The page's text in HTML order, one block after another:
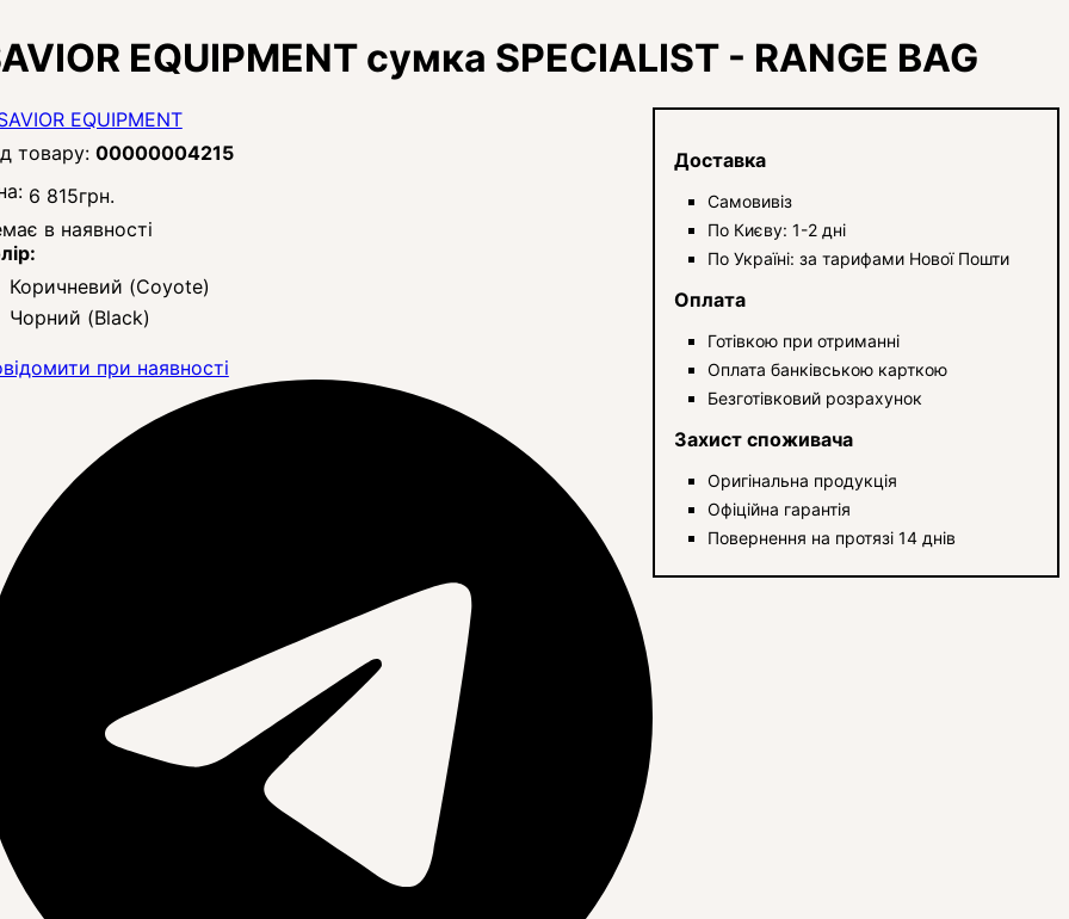
EQUIPMENT сумка SPECIALIST - RANGE BAG
00000004215
6 815грн.
в наявності
Коричневий (Coyote)
Чорний (Black)
при наявності
Доставка
Самовивіз
По Києву: 1-2 дні
По Україні: за тарифами Нової Пошти
Оплата
Готівкою при отриманні
Оплата банківською карткою
Безготівковий розрахунок
Захист споживача
Оригінальна продукція
Офіційна гарантія
Повернення на протязі 14 днів